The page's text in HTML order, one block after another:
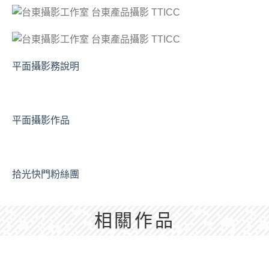
平面攝影務說明
平面攝影作品
拾光快門粉絲團
相關作品